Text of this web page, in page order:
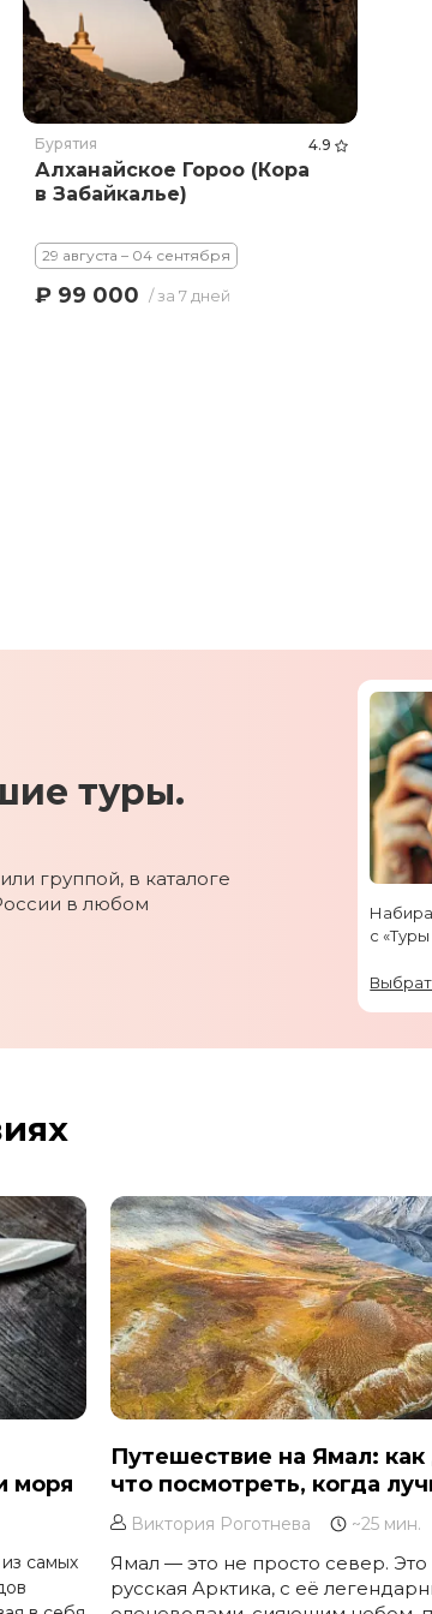
Бурятия 4.9
Алханайское Гороо (Кора
в Забайкалье)
29 августа – 04 сентября
₽ 99 000 / за 7 дней
туры.
группой, в каталоге
в любом
с
моря
самых
Путешествие на Ямал: как
что посмотреть, когда
Виктория Роготнева ~25 мин.
Ямал — это не просто север. Это
русская Арктика, с её